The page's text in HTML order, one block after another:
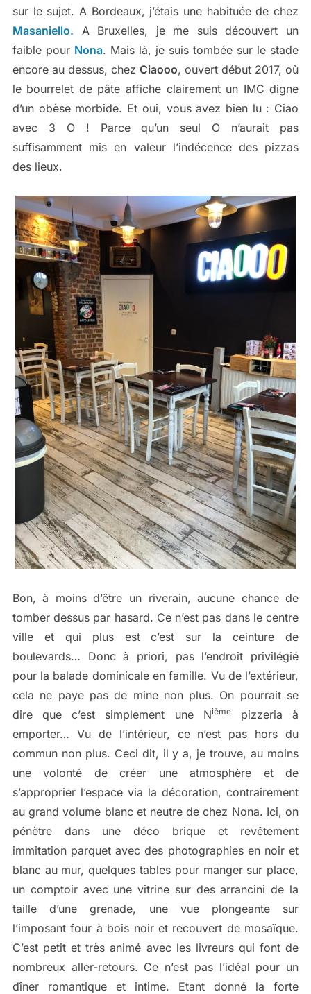
sur le sujet. A Bordeaux, j’étais une habituée de chez
Masaniello. A Bruxelles, je me suis découvert un
faible pour Nona. Mais là, je suis tombée sur le stade
encore au dessus, chez Ciaooo, ouvert début 2017, où
le bourrelet de pâte affiche clairement un IMC digne
d’un obèse morbide. Et oui, vous avez bien lu : Ciao
avec 3 O ! Parce qu’un seul O n’aurait pas
suffisamment mis en valeur l’indécence des pizzas
des lieux.
Bon, à moins d’être un riverain, aucune chance de
tomber dessus par hasard. Ce n’est pas dans le centre
ville et qui plus est c’est sur la ceinture de
boulevards… Donc à priori, pas l’endroit privilégié
pour la balade dominicale en famille. Vu de l’extérieur,
cela ne paye pas de mine non plus. On pourrait se
dire que c’est simplement une Nièmepizzeria à
emporter… Vu de l’intérieur, ce n’est pas hors du
commun non plus. Ceci dit, il y a, je trouve, au moins
une volonté de créer une atmosphère et de
s’approprier l’espace via la décoration, contrairement
au grand volume blanc et neutre de chez Nona. Ici, on
pénètre dans une déco brique et revêtement
immitation parquet avec des photographies en noir et
blanc au mur, quelques tables pour manger sur place,
un comptoir avec une vitrine sur des arrancini de la
taille d’une grenade, une vue plongeante sur
l’imposant four à bois noir et recouvert de mosaïque.
C’est petit et très animé avec les livreurs qui font de
nombreux aller-retours. Ce n’est pas l’idéal pour un
dîner romantique et intime. Etant donné la forte